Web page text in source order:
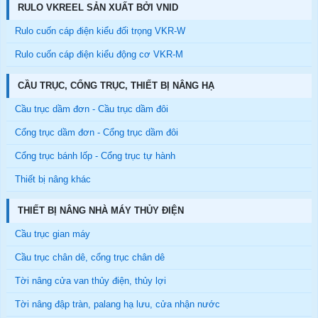
RULO VKREEL SẢN XUẤT BỞI VNID
Rulo cuốn cáp điện kiểu đối trọng VKR-W
Rulo cuốn cáp điện kiểu động cơ VKR-M
CẦU TRỤC, CỔNG TRỤC, THIẾT BỊ NÂNG HẠ
Cầu trục dầm đơn - Cầu trục dầm đôi
Cổng trục dầm đơn - Cổng trục dầm đôi
Cổng trục bánh lốp - Cổng trục tự hành
Thiết bị nâng khác
THIẾT BỊ NÂNG NHÀ MÁY THỦY ĐIỆN
Cầu trục gian máy
Cầu trục chân dê, cổng trục chân dê
Tời nâng cửa van thủy điện, thủy lợi
Tời nâng đập tràn, palang hạ lưu, cửa nhận nước